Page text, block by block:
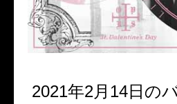
2021年2月 14日の